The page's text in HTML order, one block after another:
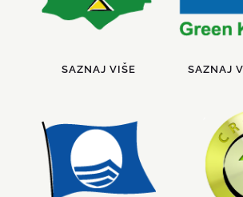
SAZNAJ VIŠE SAZNAJ